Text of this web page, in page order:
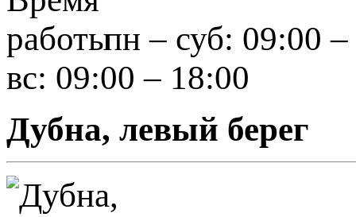
пн – суб: 09:00 –
вс: 09:00 – 18:00
Дубна, левый берег